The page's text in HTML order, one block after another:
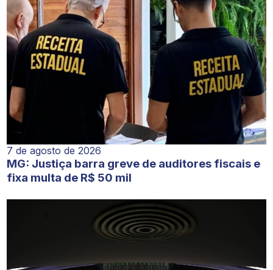
7 de agosto de 2026
MG: Justiça barra greve de auditores fiscais e
fixa multa de R$ 50 mil